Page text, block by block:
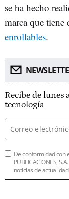
se ha hecho
marca que tiene
enrollables.
Recibe de lunes
tecnología
De conformidad con
PUBLICACIONES,
noticias de actualidad.